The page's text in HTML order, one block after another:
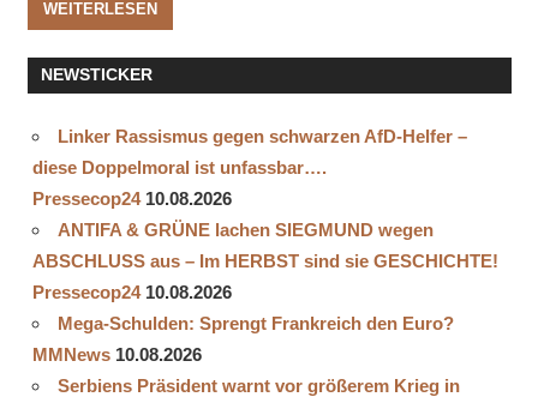
WEITERLESEN
NEWSTICKER
Linker Rassismus gegen schwarzen AfD-Helfer –
diese Doppelmoral ist unfassbar….
Pressecop24 10.08.2026
ANTIFA & GRÜNE lachen SIEGMUND wegen
ABSCHLUSS aus – Im HERBST sind sie GESCHICHTE!
Pressecop24 10.08.2026
Mega-Schulden: Sprengt Frankreich den Euro?
MMNews 10.08.2026
Serbiens Präsident warnt vor größerem Krieg in